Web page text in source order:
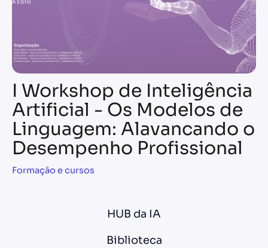
I Workshop de Inteligência
Artificial - Os Modelos de
Linguagem: Alavancando o
Desempenho Profissional
Formação e cursos
HUB da IA
Biblioteca